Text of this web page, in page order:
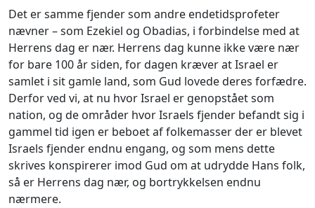
Det er samme fjender som andre endetidsprofeter
nævner – som Ezekiel og Obadias, i forbindelse med at
Herrens dag er nær. Herrens dag kunne ikke være nær
for bare 100 år siden, for dagen kræver at Israel er
samlet i sit gamle land, som Gud lovede deres forfædre.
Derfor ved vi, at nu hvor Israel er genopstået som
nation, og de områder hvor Israels fjender befandt sig i
gammel tid igen er beboet af folkemasser der er blevet
Israels fjender endnu engang, og som mens dette
skrives konspirerer imod Gud om at udrydde Hans folk,
så er Herrens dag nær, og bortrykkelsen endnu
nærmere.